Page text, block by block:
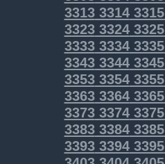
331333143315
332333243325
333333343335
334333443345
335333543355
336333643365
337333743375
338333843385
339333943395